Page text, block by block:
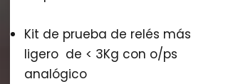
Kit de prueba de relés más
ligero de < 3Kg con o/ps
analógico